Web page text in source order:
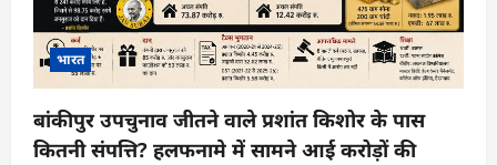
भारत
बांकीपुर उपचुनाव जीतने वाले प्रशांत किशोर के पास
कितनी संपत्ति? हलफनामे में सामने आई करोड़ों की